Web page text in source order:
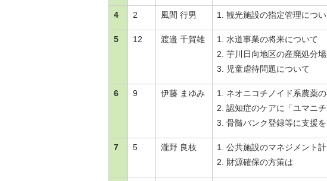
相談窓口
4 2 風間 行男 観光施設の指定管理につ
5 12 渡邉 千賀雄
水道事業の将来について
芋川日向地区の産廃処分
児童虐待問題について
6 9 伊藤 まゆみ
ネオニコチノイド系農薬
認知症のケアに「ユマニ
骨髄バンク登録等に支援を
7 5 瀧野 良枝
公共施設のマネジメント
財源確保の方策は